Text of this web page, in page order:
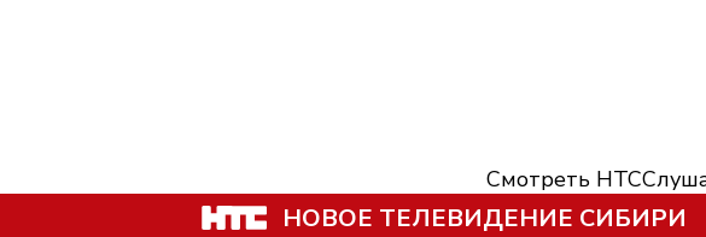
Смотреть НТС
НОВОЕ ТЕЛЕВИДЕНИЕ СИБИРИ